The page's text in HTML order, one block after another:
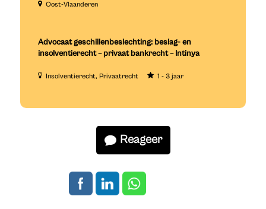
Oost-Vlaanderen
Advocaat geschillenbeslechting: beslag- en
insolventierecht – privaat bankrecht – Intinya
Insolventierecht Privaatrecht 1 - 3 jaar
Reageer